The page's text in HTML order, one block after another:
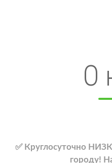
О
✅ Круглосуточно
городу!